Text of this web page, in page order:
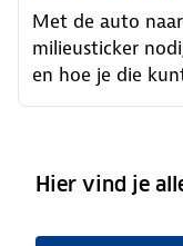
Met de auto
milieusticker
en hoe je die
Hier vind je